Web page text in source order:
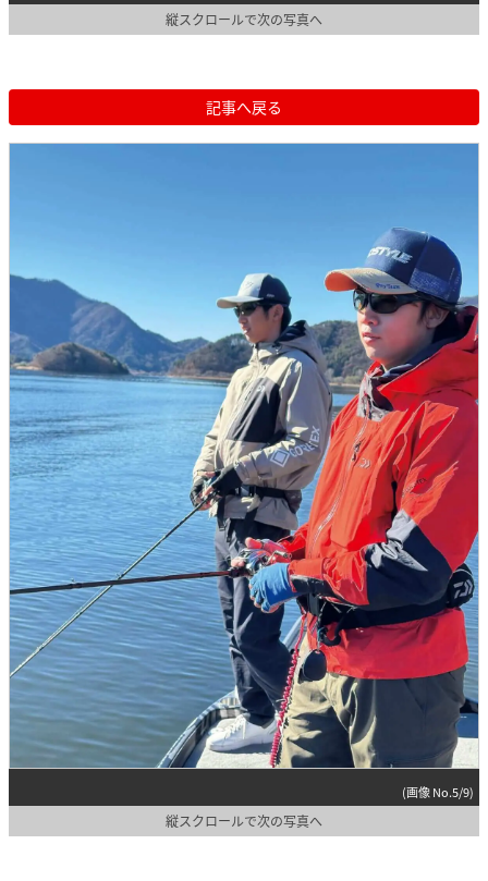
縦スクロールで次の写真へ
記事へ戻る
(画像 No.5/9)
縦スクロールで次の写真へ